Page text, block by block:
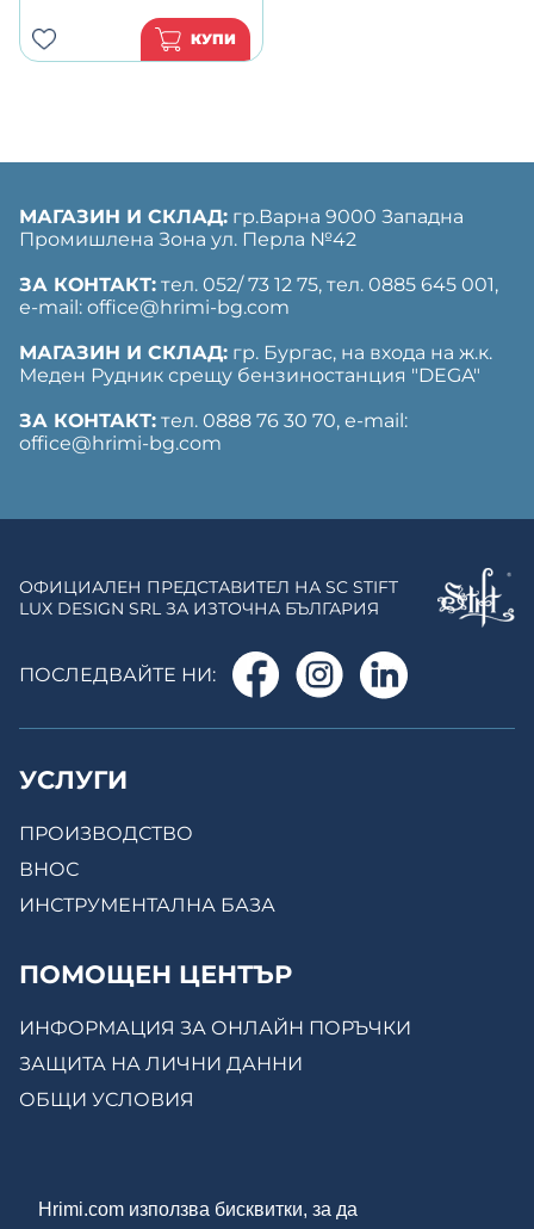
Hrimi.com използва бисквитки, за да
КУПИ
МАГАЗИН И СКЛАД: гр.Варна 9000 Западна
Промишлена Зона ул. Перла №42
ЗА КОНТАКТ: тел. 052/ 73 12 75, тел. ‎0885 645 001,
е-mail: office@hrimi-bg.com
МАГАЗИН И СКЛАД: гр. Бургас, на входа на ж.к.
Меден Рудник срещу бензиностанция "DEGA"
ЗА КОНТАКТ: тел. 0888 76 30 70, е-mail:
office@hrimi-bg.com
ОФИЦИАЛЕН ПРЕДСТАВИТЕЛ НА SC STIFT
LUX DESIGN SRL ЗА ИЗТОЧНА БЪЛГАРИЯ
ПОСЛЕДВАЙТЕ НИ:
УСЛУГИ
ПРОИЗВОДСТВО
ВНОС
ИНСТРУМЕНТАЛНА БАЗА
ПОМОЩЕН ЦЕНТЪР
ИНФОРМАЦИЯ ЗА ОНЛАЙН ПОРЪЧКИ
ЗАЩИТА НА ЛИЧНИ ДАННИ
ОБЩИ УСЛОВИЯ
ЗА НАС